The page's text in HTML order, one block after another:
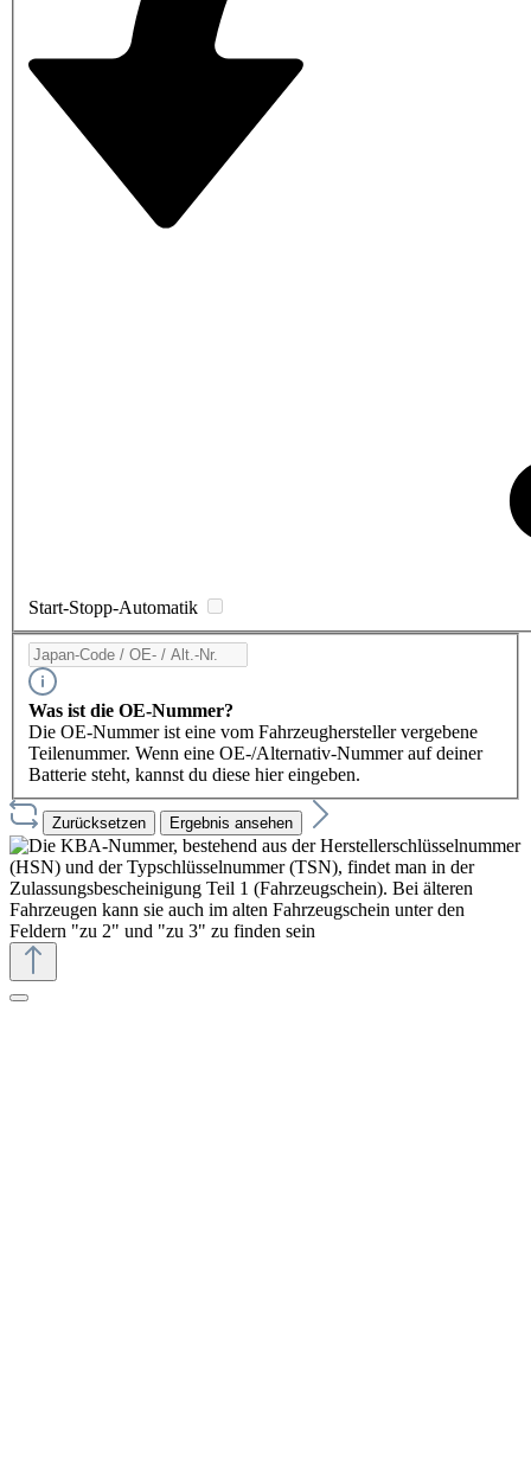
Start-Stopp-Automatik
Was ist die OE-Nummer?
Die OE-Nummer ist eine vom Fahrzeughersteller vergebene
Teilenummer. Wenn eine OE-/Alternativ-Nummer auf deiner
Batterie steht, kannst du diese hier eingeben.